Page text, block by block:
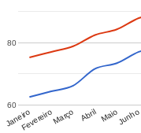
JaneiroFevereiroMarço Abril MaioJunho
60
80